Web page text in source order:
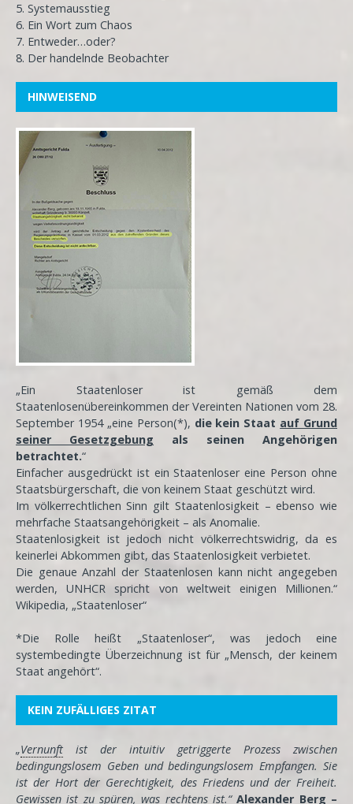
5. Systemausstieg
6. Ein Wort zum Chaos
7. Entweder…oder?
8. Der handelnde Beobachter
HINWEISEND
„Ein Staatenloser ist gemäß dem
Staatenlosenübereinkommen der Vereinten Nationen vom 28.
September 1954 „eine Person(*), die kein Staat auf Grund
seiner Gesetzgebung als seinen Angehörigen
betrachtet.“
Einfacher ausgedrückt ist ein Staatenloser eine Person ohne
Staatsbürgerschaft, die von keinem Staat geschützt wird.
Im völkerrechtlichen Sinn gilt Staatenlosigkeit – ebenso wie
mehrfache Staatsangehörigkeit – als Anomalie.
Staatenlosigkeit ist jedoch nicht völkerrechtswidrig, da es
keinerlei Abkommen gibt, das Staatenlosigkeit verbietet.
Die genaue Anzahl der Staatenlosen kann nicht angegeben
werden, UNHCR spricht von weltweit einigen Millionen.“
Wikipedia, „Staatenloser“
*Die Rolle heißt „Staatenloser“, was jedoch eine
systembedingte Überzeichnung ist für „Mensch, der keinem
Staat angehört“.
KEIN ZUFÄLLIGES ZITAT
„Vernunft ist der intuitiv getriggerte Prozess zwischen
bedingungslosem Geben und bedingungslosem Empfangen. Sie
ist der Hort der Gerechtigkeit, des Friedens und der Freiheit.
Gewissen ist zu spüren, was rechtens ist.“Alexander Berg –